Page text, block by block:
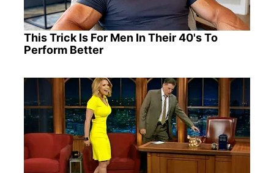
This Trick Is For Men In Their 40's To
Perform Better